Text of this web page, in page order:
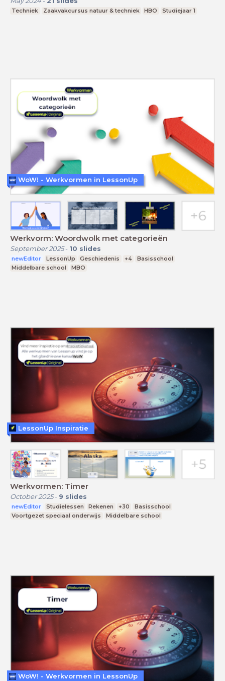
Techniek Zaakvakcursus natuur & techniek HBO Studiejaar 1
Werkvorm: Woordwolk met categorieën
September 2025- 10 slides
newEditor LessonUp Geschiedenis +4
Basisschool
Middelbare school
MBO
WoW! - Werkvormen in LessonUp
Werkvormen: Timer
October 2025- 9 slides
newEditor Studielessen Rekenen +30
Basisschool
Voortgezet speciaal onderwijs
Middelbare school
LessonUp Inspiratie
WoW! - Werkvormen in LessonUp